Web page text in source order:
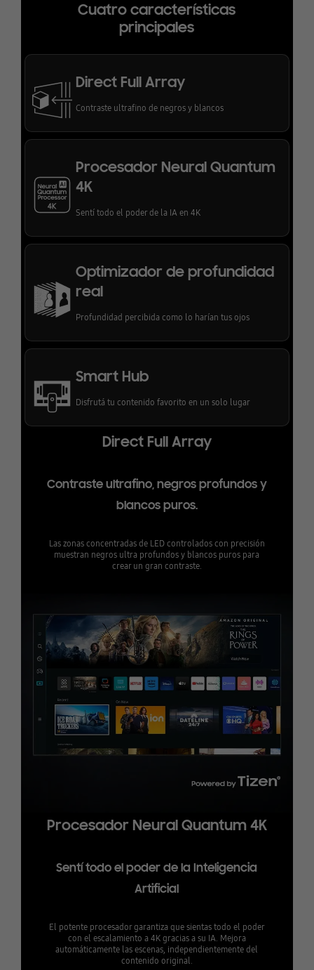
Cuatro características
principales
Direct Full Array
Contraste ultrafino de negros y blancos
Procesador Neural Quantum
4K
Sentí todo el poder de la IA en 4K
Optimizador de profundidad
real
Profundidad percibida como lo harían tus ojos
Smart Hub
Disfrutá tu contenido favorito en un solo lugar
Direct Full Array
Contraste ultrafino, negros profundos y
blancos puros.
Las zonas concentradas de LED controlados con precisión
muestran negros ultra profundos y blancos puros para
crear un gran contraste.
Procesador Neural Quantum 4K
Sentí todo el poder de la Inteligencia
Artificial
El potente procesador garantiza que sientas todo el poder
con el escalamiento a 4K gracias a su IA. Mejora
automáticamente las escenas, independientemente del
contenido original.